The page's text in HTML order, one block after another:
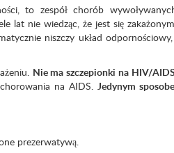
to zespół chorób
lat nie wiedząc, że jest się
niszczy układ
Nie ma szczepionki na HIV/AIDS
na AIDS.Jedynym
prezerwatywą.